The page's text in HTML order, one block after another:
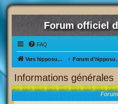
Forum officiel
FAQ
Vers hipposuède, le jeu !
Informations générales
Forum